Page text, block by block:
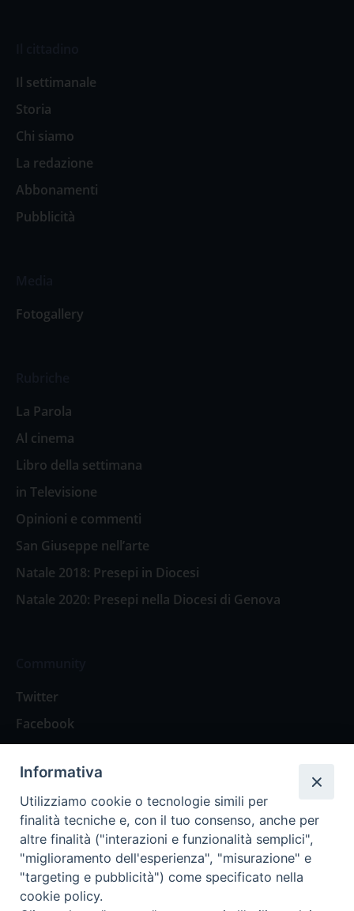
Il settimanale
Storia
Chi siamo
La redazione
Abbonamenti
Pubblicità
Fotogallery
La Parola
Al cinema
Libro della settimana
in Televisione
Opinioni e commenti
San Giuseppe nell’arte
Natale 2018: Presepi in Diocesi
Natale 2020: Presepi nella Diocesi di Genova
Twitter
Facebook
Contattaci
Spazio Lettori
Eventi
Eventi diocesani
Informativa
Utilizziamo cookie o tecnologie simili per
finalità tecniche e, con il tuo consenso, anche per
altre finalità ("interazioni e funzionalità semplici",
"miglioramento dell'esperienza", "misurazione" e
"targeting e pubblicità") come specificato nella
cookie policy.